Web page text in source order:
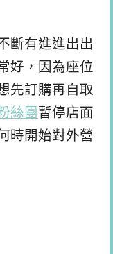
斷有進進出出
好，因為座位
先訂購再自取
絲團 暫停店面
時開始對外營